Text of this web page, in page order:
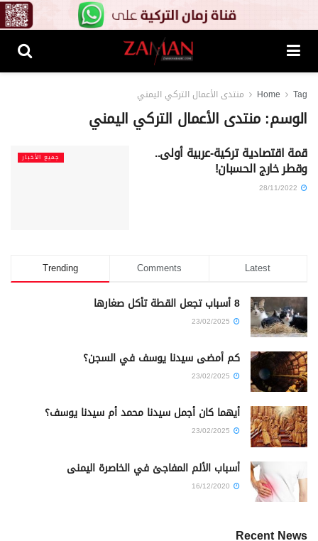
Home Tag منتدى الأعمال التركي اليمني
الوسم:منتدى الأعمال التركي اليمني
جميع الأخبار قمة اقتصادية تركية-عربية أولى..
وقطر خارج الحسبان!
Trending Comments Latest
8 أسباب تجعل القطة تأكل صغارها
كم أمضى سيدنا يوسف في السجن؟
أيهما كان أجمل سيدنا محمد أم سيدنا يوسف؟
أسباب الألم المفاجئ في الخاصرة اليمنى
Recent News